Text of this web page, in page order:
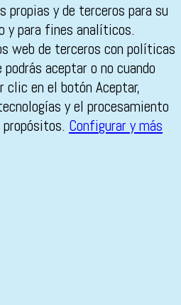
y de terceros para su
y para fines analíticos.
web de terceros con políticas
aceptar o no cuando
clic en el botón Aceptar,
y el procesamiento
Configurar y más